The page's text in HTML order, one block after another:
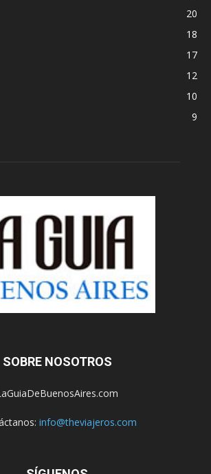
20
18
17
12
10
9
SOBRE NOSOTROS
info@theviajeros.com